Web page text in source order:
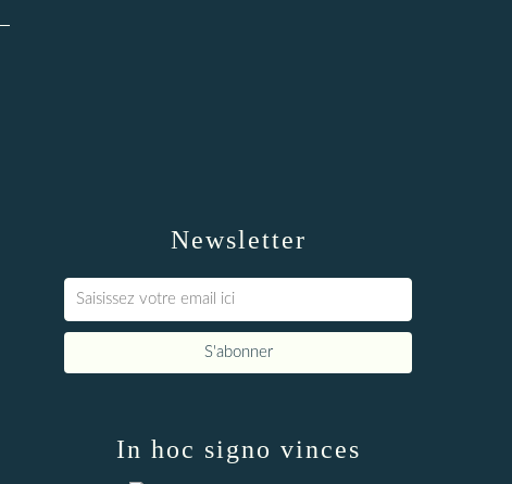
Newsletter
In hoc signo vinces